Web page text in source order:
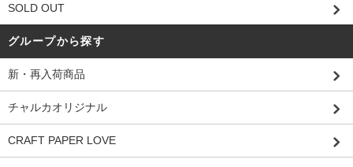
SOLD OUT
グループから探す
新・再入荷商品
チャルカオリジナル
CRAFT PAPER LOVE